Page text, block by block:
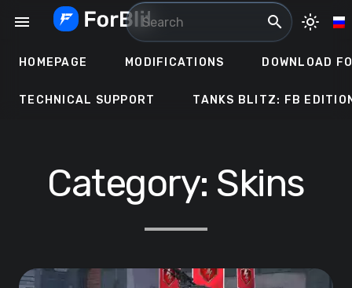
menu search light_mode
HOMEPAGE MODIFICATIONS DOWNLOAD
TECHNICAL SUPPORT TANKS BLITZ: FB
Category: Skins